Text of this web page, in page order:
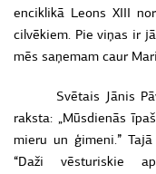
enciklikā Leons XIII
cilvēkiem. Pie viņas ir
mēs saņemam caur
Svētais Jānis
raksta: „Mūsdienās
mieru un ģimeni.”
“Daži vēsturiskie